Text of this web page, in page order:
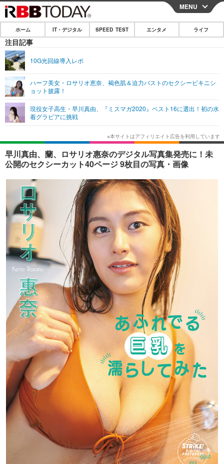
CLOSE
ホーム
IT・デジタル
ネタ
ショッピング その他
SPEED TEST
エンタメ
エンタメTOP
韓国・芸能
音楽 スポーツ
ショッピング その他
ライフ
ライフTOP グルメ
ペット ショッピング
その他
リリース一覧
プッシュ通知の停止方法
MENU
ホーム IT・デジタル SPEED TEST エンタメ ライフ
注目記事
10G光回線導入レポ
ハーフ美女・ロサリオ恵奈、褐色肌＆迫力バストのセクシービキニシ
ョット披露！
現役女子高生・早川真由、『ミスマガ2020』ベスト16に選出！初の水
着グラビアに挑戦
早川真由、蘭、ロサリオ惠奈のデジタル写真集発売に！未
公開のセクシーカット40ページ 9枚目の写真・画像